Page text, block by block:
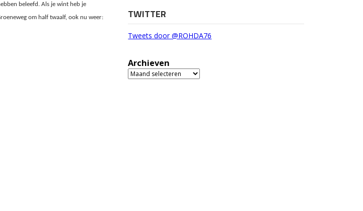
beleefd. Als je wint heb je
om half twaalf, ook nu weer:
TWITTER
Tweets door @ROHDA76
Archieven
Archieven